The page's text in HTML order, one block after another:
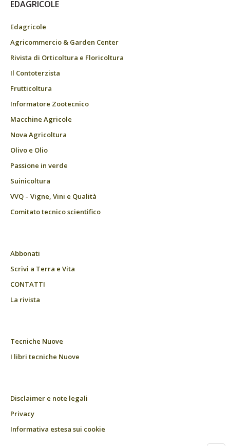
EDAGRICOLE
Edagricole
Agricommercio & Garden Center
Rivista di Orticoltura e Floricoltura
Il Contoterzista
Frutticoltura
Informatore Zootecnico
Macchine Agricole
Nova Agricoltura
Olivo e Olio
Passione in verde
Suinicoltura
VVQ – Vigne, Vini e Qualità
Comitato tecnico scientifico
Abbonati
Scrivi a Terra e Vita
CONTATTI
La rivista
Tecniche Nuove
I libri tecniche Nuove
Disclaimer e note legali
Privacy
Informativa estesa sui cookie